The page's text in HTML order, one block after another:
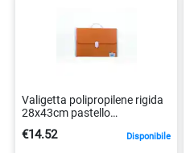
Valigetta polipropilene rigida
28x43cm pastello
€14.52 Disponibile